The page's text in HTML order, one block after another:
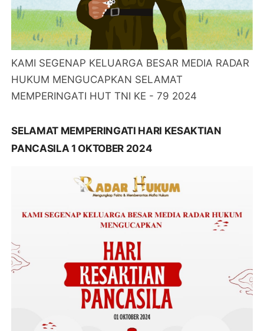
KAMI SEGENAP KELUARGA BESAR MEDIA RADAR
HUKUM MENGUCAPKAN SELAMAT
MEMPERINGATI HUT TNI KE - 79 2024
SELAMAT MEMPERINGATI HARI KESAKTIAN
PANCASILA 1 OKTOBER 2024